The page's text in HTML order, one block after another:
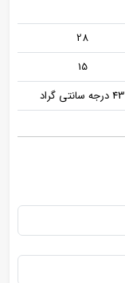
28
15
43 درجه سانتی گراد